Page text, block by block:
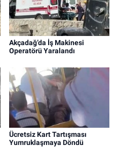
Akçadağ’da İş Makinesi
Operatörü Yaralandı
Ücretsiz Kart Tartışması
Yumruklaşmaya Döndü